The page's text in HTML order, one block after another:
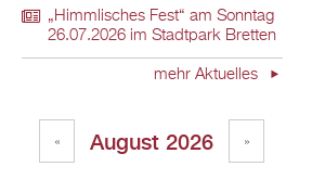
„Himm­li­sches Fest“ am Sonn­tag
26.07.2026 im Stadt­park Brett­en
mehr Ak­tu­el­les
Au­gust 2026
« »